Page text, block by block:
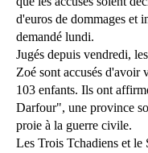
d'euros de dommages et
demandé lundi.
Jugés depuis vendredi,
Zoé sont accusés d'avoir
103 enfants. Ils ont
Darfour", une province
proie à la guerre civile.
Les Trois Tchadiens et le